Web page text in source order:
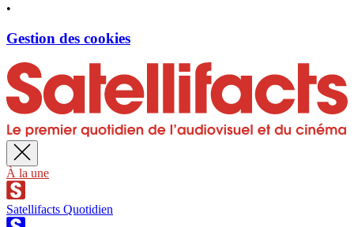
•
Gestion des cookies
À la une
Satellifacts Quotidien